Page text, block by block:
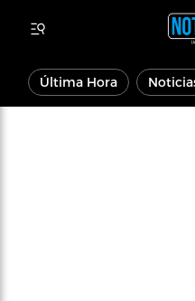
Última Hora